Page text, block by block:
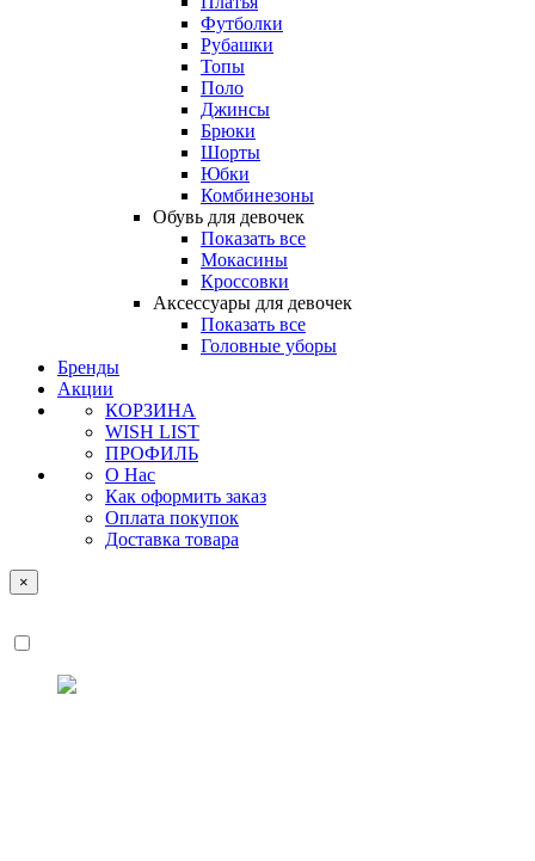
Футболки
Рубашки
Топы
Поло
Джинсы
Брюки
Шорты
Юбки
Комбинезоны
Обувь для девочек
Показать все
Мокасины
Кроссовки
Аксессуары для девочек
Показать все
Головные уборы
Бренды
Акции
КОРЗИНА
WISH LIST
ПРОФИЛЬ
О Нас
Как оформить заказ
Оплата покупок
Доставка товара
×